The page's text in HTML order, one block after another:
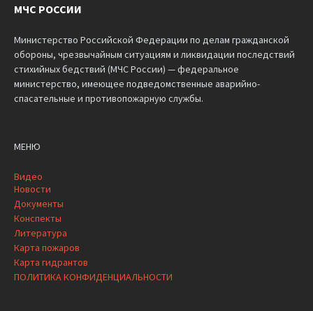
МЧС РОССИИ
Министерство Российской Федерации по делам гражданской
обороны, чрезвычайным ситуациям и ликвидации последствий
стихийных бедствий (МЧС России) — федеральное
министерство, имеющее подведомственные аварийно-
спасательные и противопожарную службы.
МЕНЮ
Видео
Новости
Документы
Конспекты
Литература
Карта пожаров
Карта гидрантов
ПОЛИТИКА КОНФИДЕНЦИАЛЬНОСТИ